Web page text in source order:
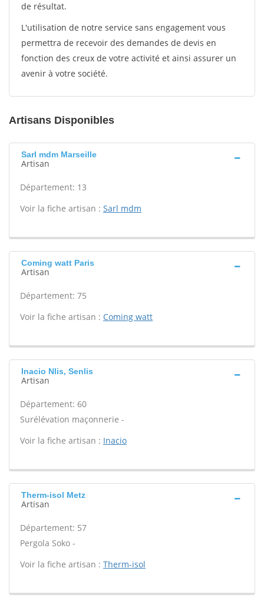
de résultat.
L'utilisation de notre service sans engagement vous
permettra de recevoir des demandes de devis en
fonction des creux de votre activité et ainsi assurer un
avenir à votre société.
Artisans Disponibles
Sarl mdm Marseille
Artisan
Département: 13
Voir la fiche artisan : Sarl mdm
Coming watt Paris
Artisan
Département: 75
Voir la fiche artisan : Coming watt
Inacio Nlis, Senlis
Artisan
Département: 60
Surélévation maçonnerie -
Voir la fiche artisan : Inacio
Therm-isol Metz
Artisan
Département: 57
Pergola Soko -
Voir la fiche artisan : Therm-isol